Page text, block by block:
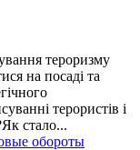
тероризму
на посаді та
терористів і
стало...
обороты